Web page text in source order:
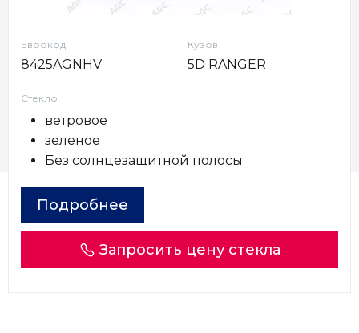
Еврокод
8425AGNHV
Кузов
5D RANGER
Стекло
ветровое
зеленое
Без солнцезащитной полосы
Подробнее
Запросить цену стекла